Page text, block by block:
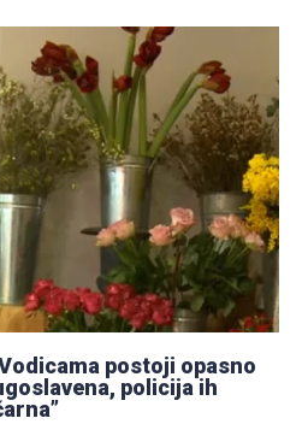
postoji opasno
policija ih